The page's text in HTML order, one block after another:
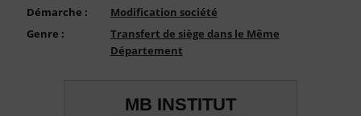
Démarche :
Modification société
Genre :
Transfert de siège dans le Même
Département
MB INSTITUT